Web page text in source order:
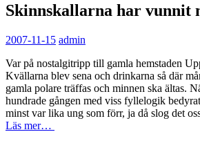
Skinnskallarna har vunnit
2007-11-15 admin
Var på nostalgitripp till gamla hemstaden
Kvällarna blev sena och drinkarna så där
gamla polare träffas och minnen ska ältas.
hundrade gången med viss fyllelogik
minst var lika ung som förr, ja då slog det
Läs mer…